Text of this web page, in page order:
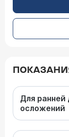
Для ранней
осложений